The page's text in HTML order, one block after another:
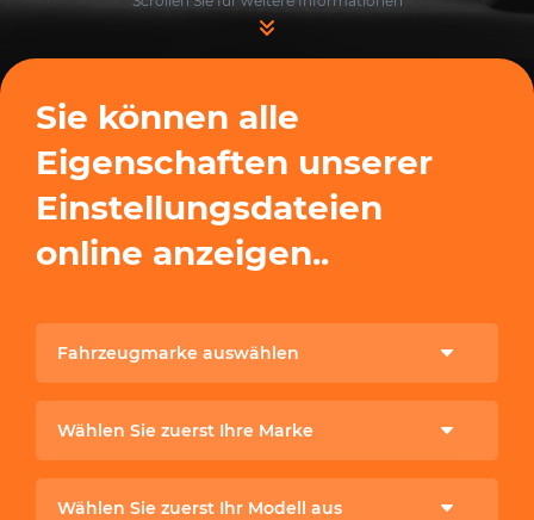
Sie können alle
Eigenschaften unserer
Einstellungsdateien
online anzeigen..
Fahrzeugmarke auswählen
Wählen Sie zuerst Ihre Marke
Wählen Sie zuerst Ihr Modell aus